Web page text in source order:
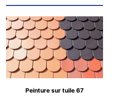
Peinture sur tuile 67